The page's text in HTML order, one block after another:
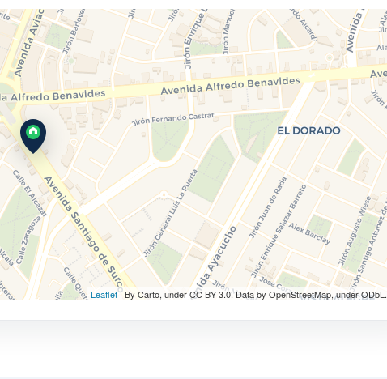
Leaflet| By Carto, under CC BY 3.0. Data by OpenStreetMap, under ODbL.